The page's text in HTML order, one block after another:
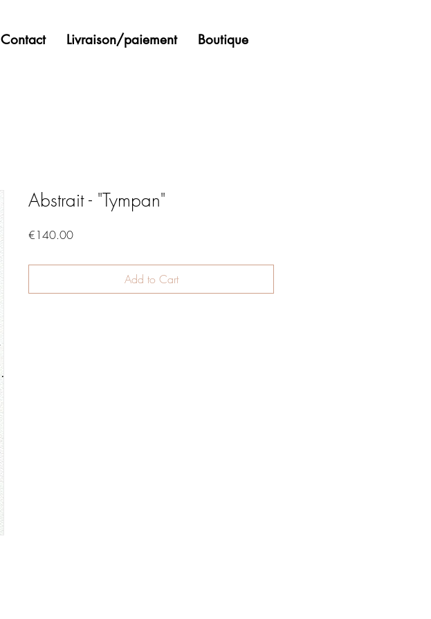
Contact Livraison/paiement Boutique
Abstrait - "Tympan"
€140.00Price
Add to Cart